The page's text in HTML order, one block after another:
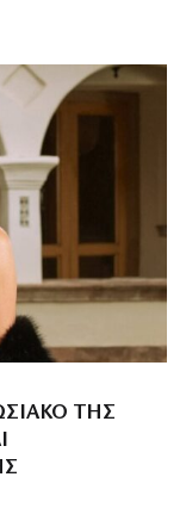
ΤΗΣ